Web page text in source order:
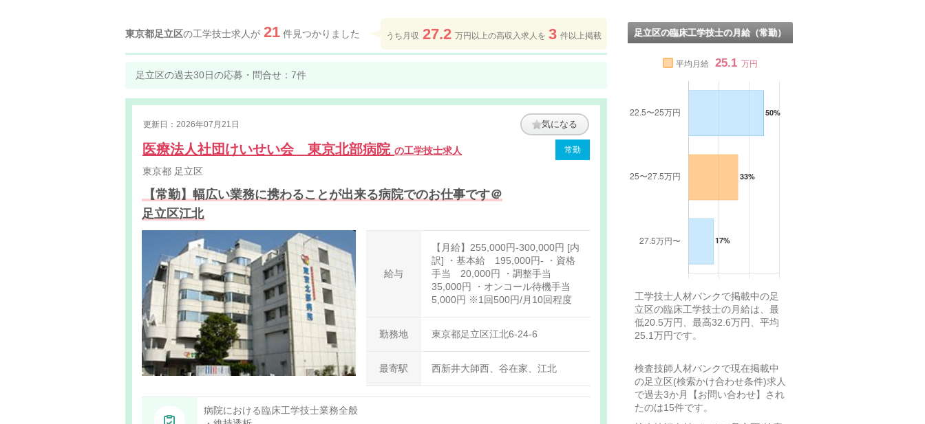
東京都足立区の工学技士求人が 21 件見つかりました うち月収 27.2 万円以上の高収入求人を 3 件以上掲載
足立区の過去30日の応募・問合せ： 7件
更新日：2026年07月21日 気になる
医療法人社団けいせい会 東京北部病院 の工学技士求人 常勤
東京都 足立区
【常勤】幅広い業務に携わることが出来る病院でのお仕事です＠
足立区江北
給与
【月給】255,000円-300,000円 [内
訳] ・基本給 195,000円‐ ・資格
手当 20,000円 ・調整手当
35,000円 ・オンコール待機手当
5,000円 ※1回500円/月10回程度
勤務地 東京都足立区江北6-24-6
最寄駅 西新井大師西、谷在家、江北
病院における臨床工学技士業務全般
足立区の臨床工学技士の月給（常勤）
平均月給 25.1 万円
工学技士人材バンクで掲載中の足
立区の臨床工学技士の月給は、最
低20.5万円、最高32.6万円、平均
25.1万円です。
検査技師人材バンクで現在掲載中
の足立区(検索かけ合わせ条件)求人
で過去3か月【お問い合わせ】され
たのは15件です。